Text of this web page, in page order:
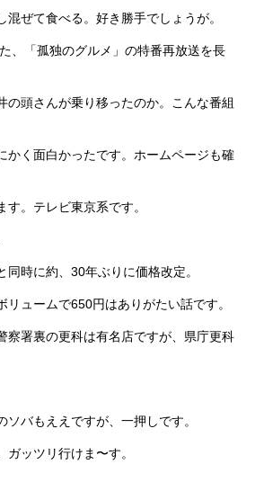
混ぜて食べる。好き勝手でしょうが。
、「孤独のグルメ」の特番再放送を長
の頭さんが乗り移ったのか。こんな番組
かく面白かったです。ホームページも確
。テレビ東京系です。
同時に約、30年ぶりに価格改定。
リュームで650円はありがたい話です。
察署裏の更科は有名店ですが、県庁更科
ソバもええですが、一押しです。
ッツリ行けま〜す。